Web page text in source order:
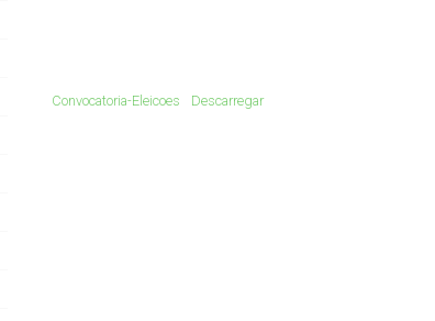
Convocatoria-Eleicoes Descarregar